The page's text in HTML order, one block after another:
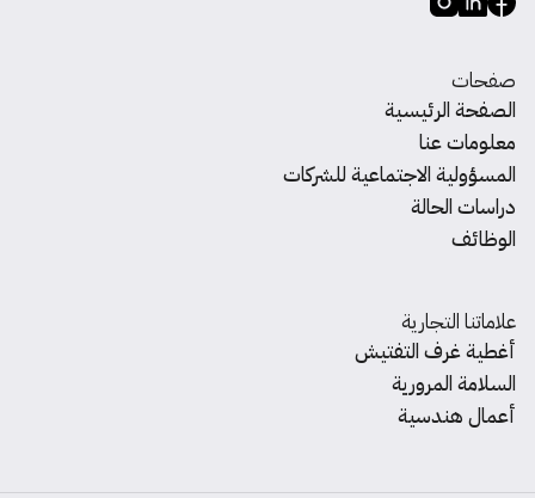
صفحات
الصفحة الرئيسية
معلومات عنا
المسؤولية الاجتماعية للشركات
دراسات الحالة
الوظائف
علاماتنا التجارية
أغطية غرف التفتيش
السلامة المرورية
أعمال هندسية